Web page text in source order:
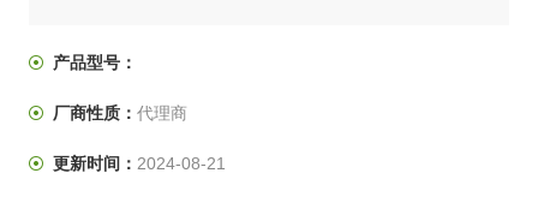
产品型号：
厂商性质： 代理商
更新时间： 2024-08-21